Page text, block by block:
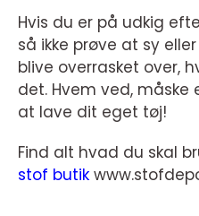
Hvis du er på udkig
så ikke prøve at sy
blive overrasket over,
det. Hvem ved,
at lave dit eget tøj!
Find alt hvad du skal
stof butik